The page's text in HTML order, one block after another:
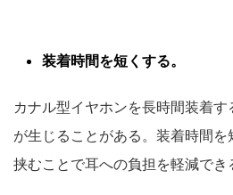
装着時間を短くする。
カナル型イヤホンを長時間装着
が生じることがある。装着時間
挟むことで耳への負担を軽減でき